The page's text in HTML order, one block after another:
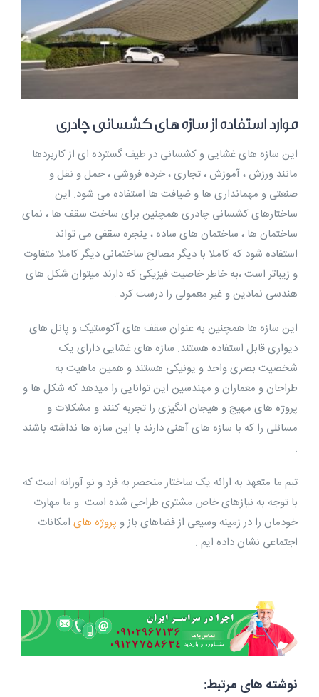
موارد استفاده از سازه های کشسانی چادری
این سازه های غشایی و کشسانی در طیف گسترده ای از کاربردها
مانند ورزش ، آموزش ، تجاری ، خرده فروشی ، حمل و نقل و
صنعتی و مهمانداری ها و ضیافت ها استفاده می شود. این
ساختارهای کشسانی چادری همچنین برای ساخت سقف ها ، نمای
ساختمان ها ، ساختمان های ساده ، پنجره سقفی می تواند
استفاده شود که کاملا با دیگر مصالح ساختمانی دیگر کاملا متفاوت
و زیباتر است ،به خاطر خاصیت فیزیکی که دارند میتوان شکل های
هندسی نمادین و غیر معمولی را درست کرد .
این سازه ها همچنین به عنوان سقف های آکوستیک و پانل های
دیواری قابل استفاده هستند. سازه های غشایی دارای یک
شخصیت بصری واحد و یونیکی هستند و همین ماهیت به
طراحان و معماران و مهندسین این توانایی را میدهد که شکل ها و
پروژه های مهیج و هیجان انگیزی را تجربه کنند و مشکلات و
مسائلی را که با سازه های آهنی دارند با این سازه ها نداشته باشند
.
تیم ما متعهد به ارائه یک ساختار منحصر به فرد و نو آورانه است که
با توجه به نیازهای خاص مشتری طراحی شده است و ما مهارت
خودمان را در زمینه وسیعی از فضاهای باز و پروژه های امکانات
اجتماعی نشان داده ایم .
نوشته های مرتبط: